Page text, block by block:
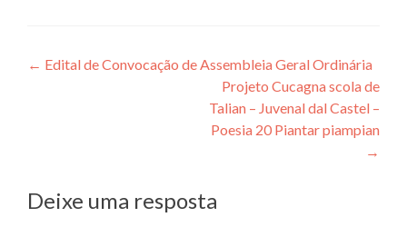
Navegação
← Edital de Convocação de Assembleia Geral Ordinária
Projeto Cucagna scola de
Talian – Juvenal dal Castel –
Poesia 20 Piantar piampian
→
Deixe uma resposta